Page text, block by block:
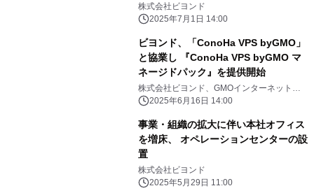
株式会社ビヨンド
2025年7月1日 14:00
ビヨンド、「ConoHa VPS byGMO」
と協業し 『ConoHa VPS byGMO マ
ネージドパック』を提供開始
株式会社ビヨンド、GMOインターネット株
式会社
2025年6月16日 14:00
事業・組織の拡大に伴い本社オフィス
を増床、 オペレーションセンターの設
置
株式会社ビヨンド
2025年5月29日 11:00